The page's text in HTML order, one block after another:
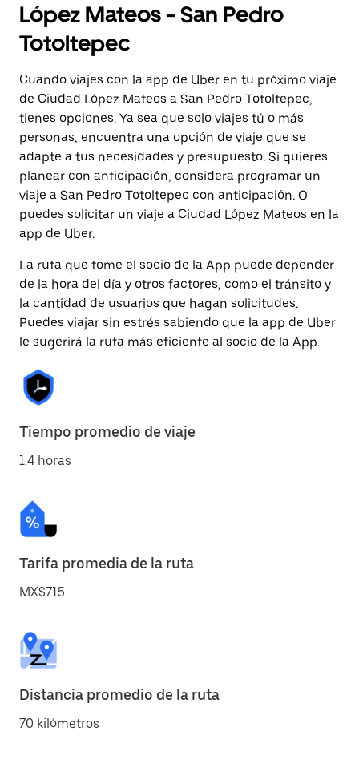
López Mateos - San Pedro
Totoltepec
Cuando viajes con la app de Uber en tu próximo viaje
de Ciudad López Mateos a San Pedro Totoltepec,
tienes opciones. Ya sea que solo viajes tú o más
personas, encuentra una opción de viaje que se
adapte a tus necesidades y presupuesto. Si quieres
planear con anticipación, considera programar un
viaje a San Pedro Totoltepec con anticipación. O
puedes solicitar un viaje a Ciudad López Mateos en la
app de Uber.
La ruta que tome el socio de la App puede depender
de la hora del día y otros factores, como el tránsito y
la cantidad de usuarios que hagan solicitudes.
Puedes viajar sin estrés sabiendo que la app de Uber
le sugerirá la ruta más eficiente al socio de la App.
Tiempo promedio de viaje
1.4 horas
Tarifa promedia de la ruta
MX$715
Distancia promedio de la ruta
70 kilómetros